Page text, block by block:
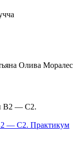
Олива Моралес
— С2. Практикум